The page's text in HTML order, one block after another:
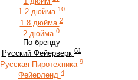
1.2 дюйма 10
1.8 дюйма 2
2 дюйма 0
По бренду
Русский Фейерверк 61
Русская Пиротехника 9
Фейерленд 4